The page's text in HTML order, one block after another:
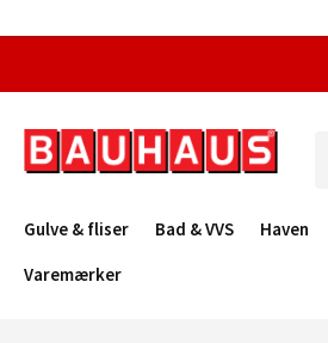
Gulve & fliser Bad & VVS Haven
Varemærker